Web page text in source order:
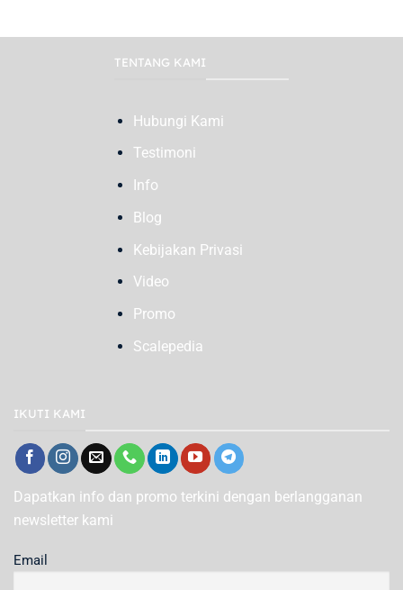
TENTANG KAMI
Hubungi Kami
Testimoni
Info
Blog
Kebijakan Privasi
Video
Promo
Scalepedia
IKUTI KAMI
Dapatkan info dan promo terkini dengan berlangganan
newsletter kami
Email